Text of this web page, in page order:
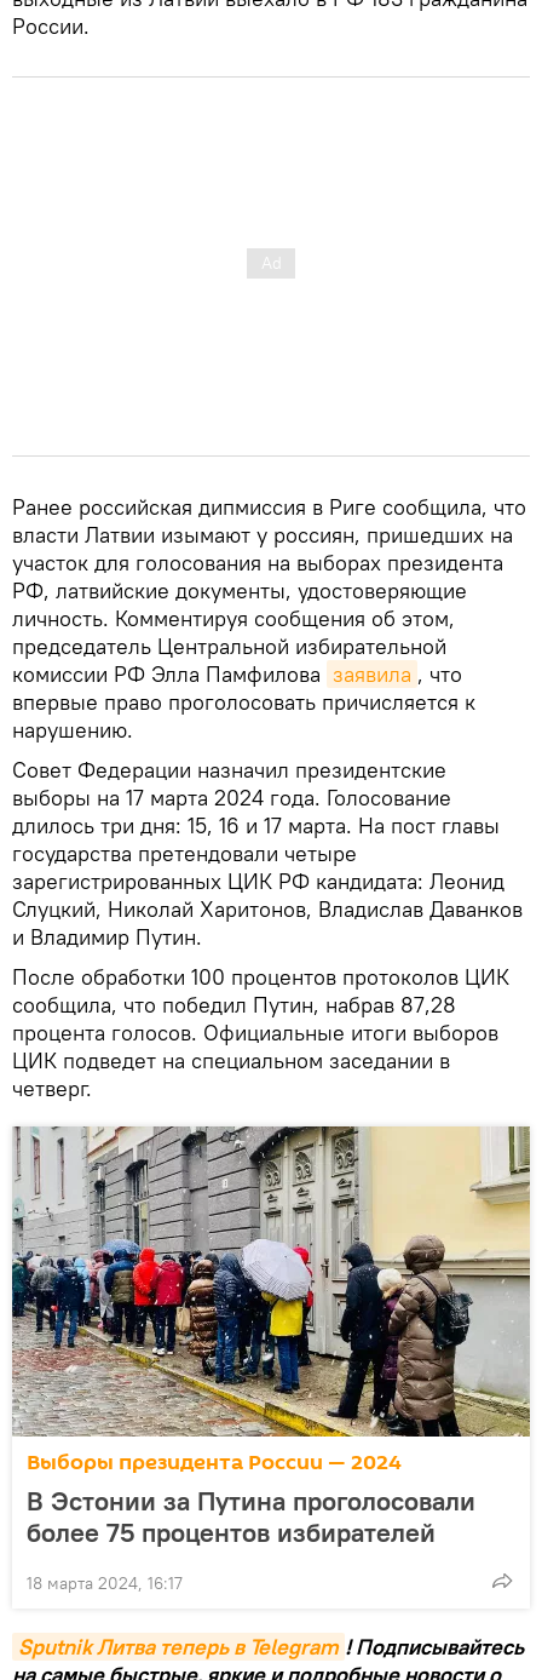
России.
Ранее российская дипмиссия в Риге сообщила, что
власти Латвии изымают у россиян, пришедших на
участок для голосования на выборах президента
РФ, латвийские документы, удостоверяющие
личность. Комментируя сообщения об этом,
председатель Центральной избирательной
комиссии РФ Элла Памфилова заявила , что
впервые право проголосовать причисляется к
нарушению.
Совет Федерации назначил президентские
выборы на 17 марта 2024 года. Голосование
длилось три дня: 15, 16 и 17 марта. На пост главы
государства претендовали четыре
зарегистрированных ЦИК РФ кандидата: Леонид
Слуцкий, Николай Харитонов, Владислав Даванков
и Владимир Путин.
После обработки 100 процентов протоколов ЦИК
сообщила, что победил Путин, набрав 87,28
процента голосов. Официальные итоги выборов
ЦИК подведет на специальном заседании в
четверг.
Выборы президента России — 2024
В Эстонии за Путина проголосовали
более 75 процентов избирателей
18 марта 2024, 16:17
Sputnik Литва теперь в Telegram ! Подписывайтесь
на самые быстрые, яркие и подробные новости о